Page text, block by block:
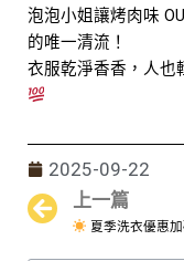
泡泡小姐讓烤肉味
的唯一清流！
衣服乾淨香香，人也
2025-09-22
Prev
上一篇
夏季洗衣優惠加碼延長